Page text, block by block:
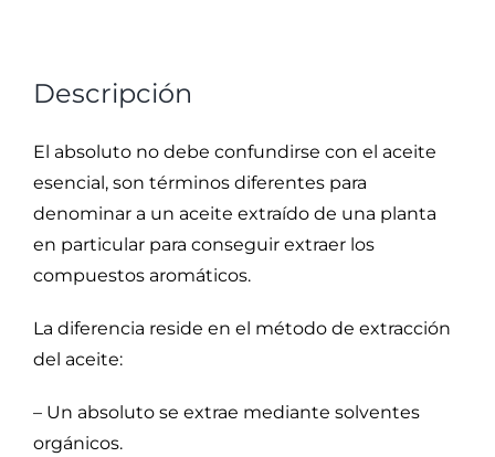
Descripción
El absoluto no debe confundirse con el aceite
esencial, son términos diferentes para
denominar a un aceite extraído de una planta
en particular para conseguir extraer los
compuestos aromáticos.
La diferencia reside en el método de extracción
del aceite:
– Un absoluto se extrae mediante solventes
orgánicos.